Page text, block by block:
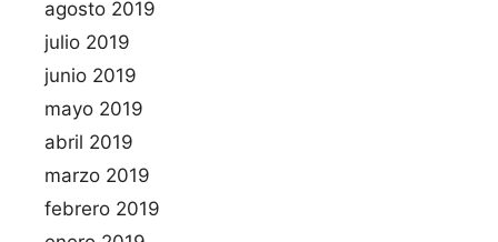
agosto 2019
julio 2019
junio 2019
mayo 2019
abril 2019
marzo 2019
febrero 2019